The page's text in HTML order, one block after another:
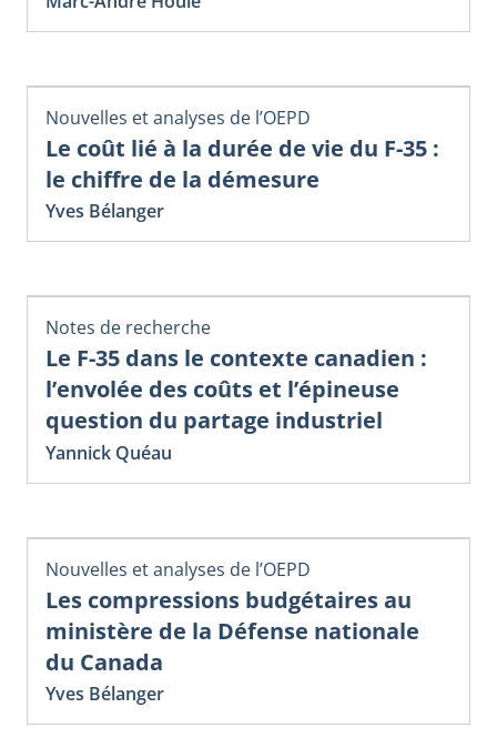
Nouvelles et analyses de l’OEPD
Le coût lié à la durée de vie du F-35 :
le chiffre de la démesure
Yves Bélanger
Notes de recherche
Le F-35 dans le contexte canadien :
l’envolée des coûts et l’épineuse
question du partage industriel
Yannick Quéau
Nouvelles et analyses de l’OEPD
Les compressions budgétaires au
ministère de la Défense nationale
du Canada
Yves Bélanger